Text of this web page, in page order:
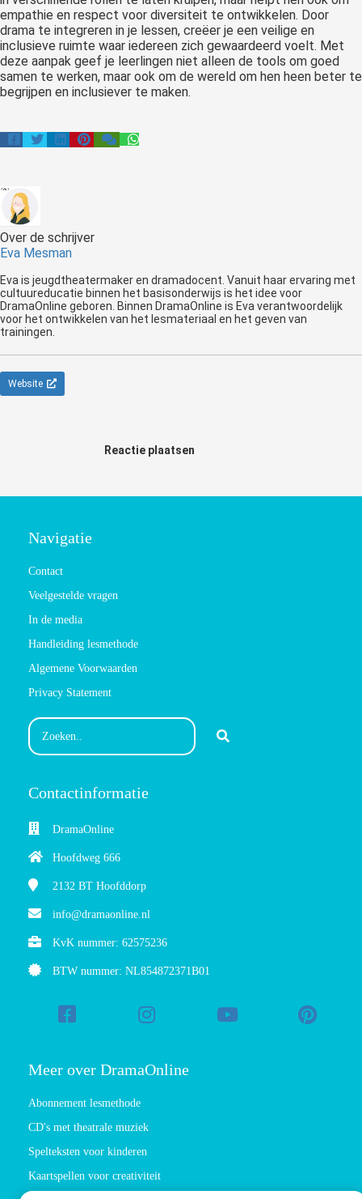
empathie en respect voor diversiteit te ontwikkelen. Door
drama te integreren in je lessen, creëer je een veilige en
inclusieve ruimte waar iedereen zich gewaardeerd voelt. Met
deze aanpak geef je leerlingen niet alleen de tools om goed
samen te werken, maar ook om de wereld om hen heen beter te
begrijpen en inclusiever te maken.
Over de schrijver
Eva Mesman
Eva is jeugdtheatermaker en dramadocent. Vanuit haar ervaring met
cultuureducatie binnen het basisonderwijs is het idee voor
DramaOnline geboren. Binnen DramaOnline is Eva verantwoordelijk
voor het ontwikkelen van het lesmateriaal en het geven van
trainingen.
Website
Reactie plaatsen
Navigatie
Contact
Veelgestelde vragen
In de media
Handleiding lesmethode
Algemene Voorwaarden
Privacy Statement
Contactinformatie
DramaOnline
Hoofdweg 666
2132 BT Hoofddorp
info@dramaonline.nl
KvK nummer: 62575236
BTW nummer: NL854872371B01
Meer over DramaOnline
Abonnement lesmethode
CD's met theatrale muziek
Spelteksten voor kinderen
Kaartspellen voor creativiteit